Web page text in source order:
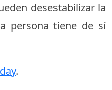
desestabilizar la
persona tiene de sí
.